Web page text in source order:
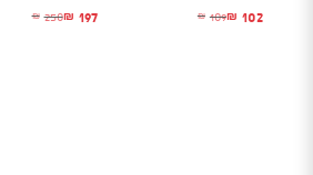
₪ 109
המחיר המקורי היה: ₪109.₪ 102 המחיר הנוכחי הוא: ₪102. ₪ 250
המחיר₪ 197 המחיר